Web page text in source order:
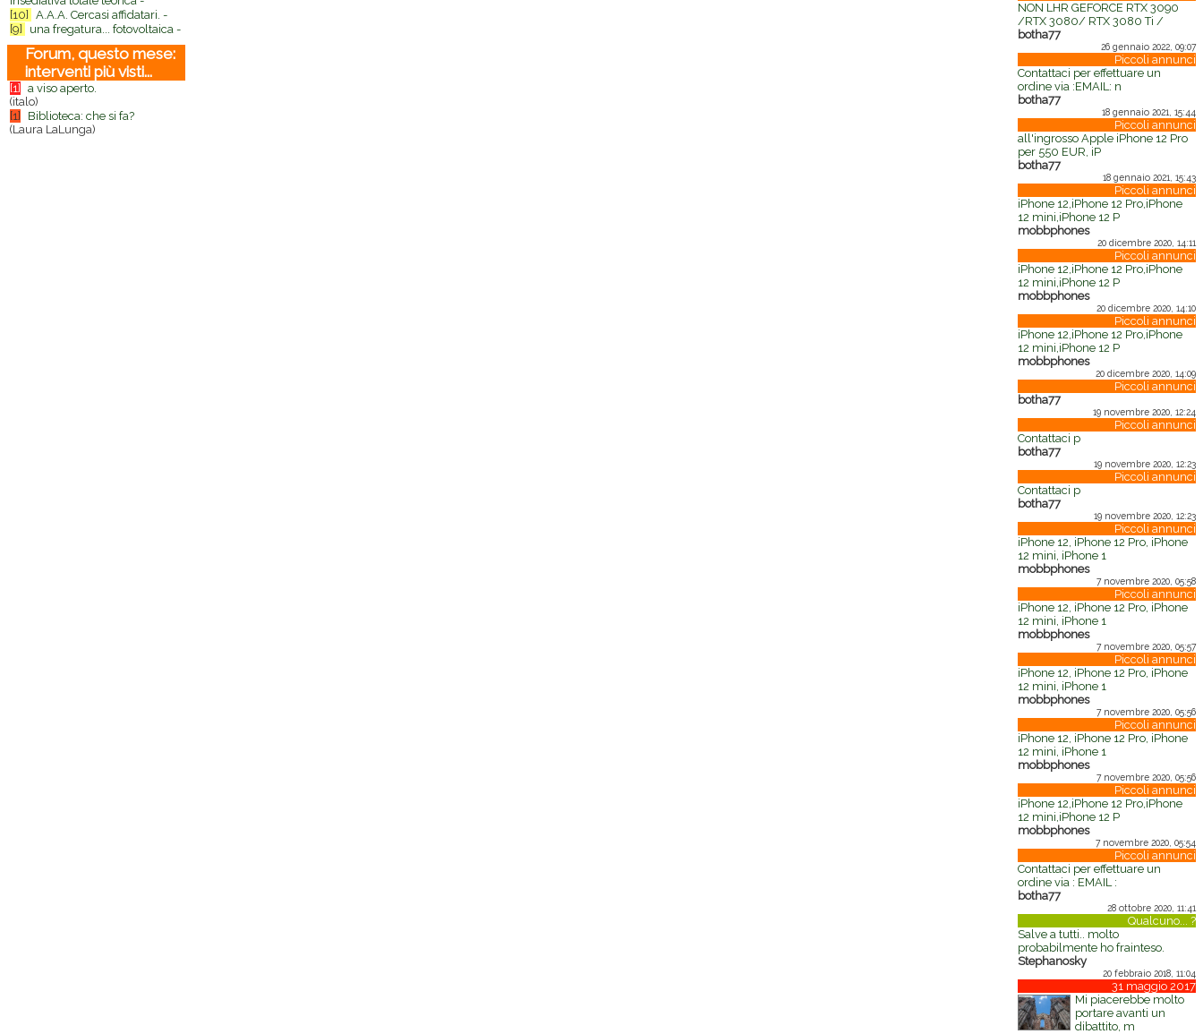
[10]
A.A.A. Cercasi affidatari. -
[9]
una fregatura... fotovoltaica -
Forum, questo mese:
interventi più visti...
[1]
a viso aperto.
(italo)
[1]
Biblioteca: che si fa?
(Laura LaLunga)
NON LHR GEFORCE RTX 3090
/RTX 3080/ RTX 3080 Ti /
botha77
26 gennaio 2022, 09:07
Piccoli annunci
Contattaci per effettuare un
ordine via :EMAIL: n
botha77
18 gennaio 2021, 15:44
Piccoli annunci
all'ingrosso Apple iPhone 12 Pro
per 550 EUR, iP
botha77
18 gennaio 2021, 15:43
Piccoli annunci
iPhone 12,iPhone 12 Pro,iPhone
12 mini,iPhone 12 P
mobbphones
20 dicembre 2020, 14:11
Piccoli annunci
iPhone 12,iPhone 12 Pro,iPhone
12 mini,iPhone 12 P
mobbphones
20 dicembre 2020, 14:10
Piccoli annunci
iPhone 12,iPhone 12 Pro,iPhone
12 mini,iPhone 12 P
mobbphones
20 dicembre 2020, 14:09
Piccoli annunci
botha77
19 novembre 2020, 12:24
Piccoli annunci
Contattaci p
botha77
19 novembre 2020, 12:23
Piccoli annunci
Contattaci p
botha77
19 novembre 2020, 12:23
Piccoli annunci
iPhone 12, iPhone 12 Pro, iPhone
12 mini, iPhone 1
mobbphones
7 novembre 2020, 05:58
Piccoli annunci
iPhone 12, iPhone 12 Pro, iPhone
12 mini, iPhone 1
mobbphones
7 novembre 2020, 05:57
Piccoli annunci
iPhone 12, iPhone 12 Pro, iPhone
12 mini, iPhone 1
mobbphones
7 novembre 2020, 05:56
Piccoli annunci
iPhone 12, iPhone 12 Pro, iPhone
12 mini, iPhone 1
mobbphones
7 novembre 2020, 05:56
Piccoli annunci
iPhone 12,iPhone 12 Pro,iPhone
12 mini,iPhone 12 P
mobbphones
7 novembre 2020, 05:54
Piccoli annunci
Contattaci per effettuare un
ordine via : EMAIL :
botha77
28 ottobre 2020, 11:41
Qualcuno... ?
Salve a tutti.. molto
probabilmente ho frainteso.
Stephanosky
20 febbraio 2018, 11:04
31 maggio 2017
Mi piacerebbe molto
portare avanti un
dibattito, m